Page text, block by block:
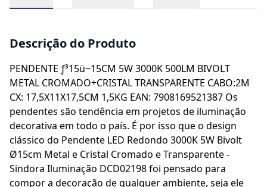
Descrição do Produto
PENDENTE ƒ³15ü~15CM 5W 3000K 500LM BIVOLT
METAL CROMADO+CRISTAL TRANSPARENTE CABO:2M
CX: 17,5X11X17,5CM 1,5KG EAN: 7908169521387 Os
pendentes são tendência em projetos de iluminação
decorativa em todo o país. É por isso que o design
clássico do Pendente LED Redondo 3000K 5W Bivolt
Ø15cm Metal e Cristal Cromado e Transparente -
Sindora Iluminação DCD02198 foi pensado para
compor a decoração de qualquer ambiente, seja ele